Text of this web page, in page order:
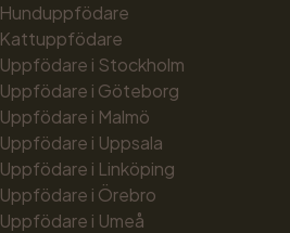
Hunduppfödare
Kattuppfödare
Uppfödare i Stockholm
Uppfödare i Göteborg
Uppfödare i Malmö
Uppfödare i Uppsala
Uppfödare i Linköping
Uppfödare i Örebro
Uppfödare i Umeå